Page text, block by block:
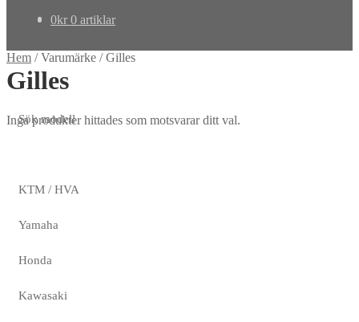
0kr 0 artiklar
Hem /Varumärke /Gilles
Gilles
Inga produkter hittades som motsvarar ditt val.
Sök modell
KTM / HVA
Yamaha
Honda
Kawasaki